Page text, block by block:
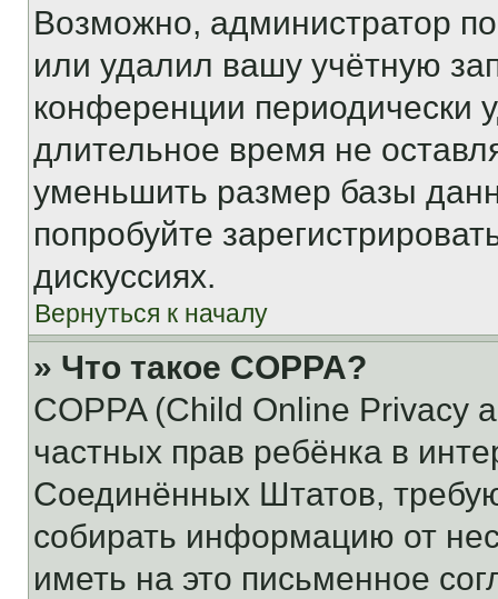
Возможно, администратор
или удалил вашу учётную
конференции периодически
длительное время не
уменьшить размер базы
попробуйте
дискуссиях.
Вернуться к началу
» Что такое COPPA?
COPPA (Child Online Privacy
частных прав ребёнка в
Соединённых Штатов,
собирать информацию от
иметь на это письменное